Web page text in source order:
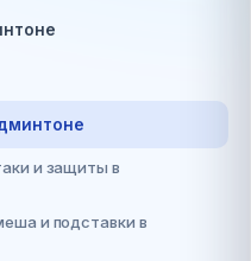
и защиты в
и подставки в